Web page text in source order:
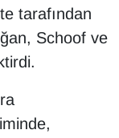
tarafından
Schoof ve